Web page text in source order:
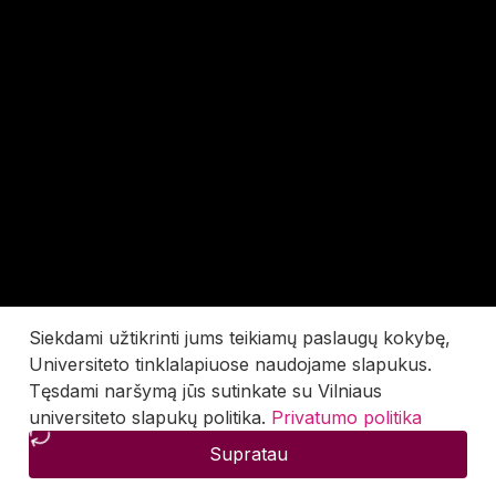
Siekdami užtikrinti jums teikiamų paslaugų kokybę,
Universiteto tinklalapiuose naudojame slapukus.
Tęsdami naršymą jūs sutinkate su Vilniaus
universiteto slapukų politika. Privatumo politika
Supratau